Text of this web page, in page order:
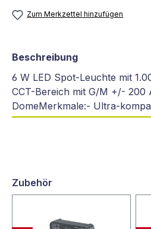
Zum Merkzettel hinzufügen
Beschreibung
6 W LED Spot-Leuchte mit
CCT-Bereich mit G/M +/- 200
DomeMerkmale:- Ultra-
Zubehör